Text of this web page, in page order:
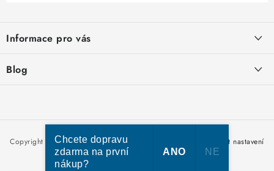
p
a
Informace pro vás
Blog
Nakupujte u nás hned a zaplaťte později – nově přijímáme Skip
Pay
Copyright 2026bbelektro.cz. Všechna práva vyhrazena.
Upravit nastavení
cookies
Chcete dopravu
zdarma na první
nákup?
ANO NE